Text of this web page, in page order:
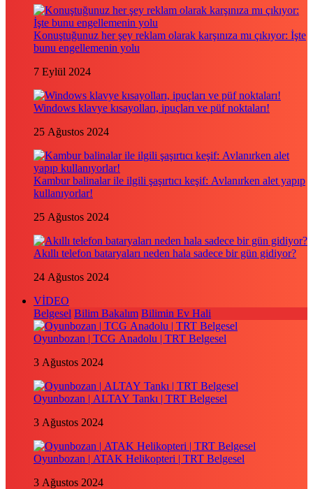
Konuştuğunuz her şey reklam olarak karşınıza mı çıkıyor: İşte
bunu engellemenin yolu
7 Eylül 2024
Windows klavye kısayolları, ipuçları ve püf noktaları!
25 Ağustos 2024
Kambur balinalar ile ilgili şaşırtıcı keşif: Avlanırken alet yapıp
kullanıyorlar!
25 Ağustos 2024
Akıllı telefon bataryaları neden hala sadece bir gün gidiyor?
24 Ağustos 2024
VİDEO
Belgesel Bilim Bakalım Bilimin Ev Hali
Oyunbozan | TCG Anadolu | TRT Belgesel
3 Ağustos 2024
Oyunbozan | ALTAY Tankı | TRT Belgesel
3 Ağustos 2024
Oyunbozan | ATAK Helikopteri | TRT Belgesel
3 Ağustos 2024